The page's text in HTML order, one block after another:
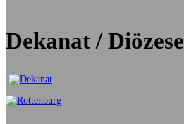
Dekanat / Diözese